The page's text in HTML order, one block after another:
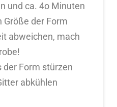
und ca. 4o Minuten
Größe der Form
abweichen, mach
der Form stürzen
abkühlen